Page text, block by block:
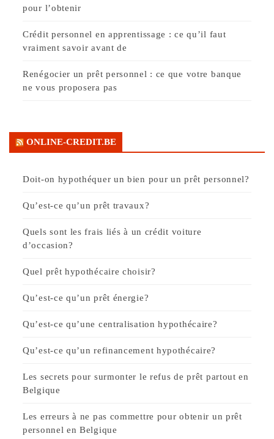
pour l’obtenir
Crédit personnel en apprentissage : ce qu’il faut
vraiment savoir avant de
Renégocier un prêt personnel : ce que votre banque
ne vous proposera pas
ONLINE-CREDIT.BE
Doit-on hypothéquer un bien pour un prêt personnel?
Qu’est-ce qu’un prêt travaux?
Quels sont les frais liés à un crédit voiture
d’occasion?
Quel prêt hypothécaire choisir?
Qu’est-ce qu’un prêt énergie?
Qu’est-ce qu’une centralisation hypothécaire?
Qu’est-ce qu’un refinancement hypothécaire?
Les secrets pour surmonter le refus de prêt partout en
Belgique
Les erreurs à ne pas commettre pour obtenir un prêt
personnel en Belgique